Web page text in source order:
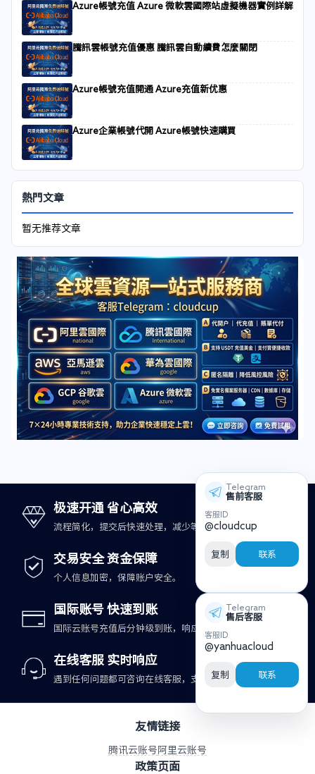
Azure帳號充值 Azure 微軟雲國際站虛擬機器實例詳解
騰訊雲帳號充值優惠 騰訊雲自動續費怎麼關閉
Azure帳號充值開通 Azure充值新优惠
Azure企業帳號代開 Azure帳號快速購買
熱門文章
暂无推荐文章
极速开通 省心高效
流程简化，提交后快速处理，减少等待时间。
交易安全 资金保障
个人信息加密，保障账户安全。
国际账号 快速到账
国际云账号充值后分钟级到账，响应更及时。
在线客服 实时响应
遇到任何问题都可咨询在线客服，支持快速处理。
友情链接
腾讯云账号 阿里云账号
政策页面
Telegram
售前客服
客服ID
@cloudcup
复制 联系
Telegram
售后客服
客服ID
@yanhuacloud
复制 联系